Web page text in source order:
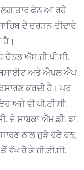
ਫੋਨ ਆ ਰਹੇ
ਦੇ ਦਰਸ਼ਨ-ਦੀਦਾਰੇ
ਹੈ।
ਚੈਨਲ ਐੱਸ.ਜੀ.ਪੀ.ਸੀ.
ਅਤੇ ਐਪਲ ਐਪ
ਕਰਦੀ ਹੈ। ਪਰ
ਅਜੇ ਵੀ ਪੀ.ਟੀ.ਸੀ.
ਦੇ ਸਾਬਕਾ ਐੱਮ.ਡੀ. ਡਾ.
ਨਾਲ ਜੁੜੇ ਹੋਏ ਹਨ,
ਵੱਖ ਹੋ ਕੇ ਜੀ.ਟੀ.ਸੀ.